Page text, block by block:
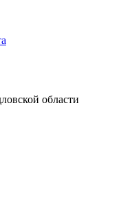
области